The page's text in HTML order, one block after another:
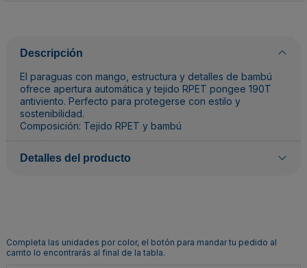
Descripción
El paraguas con mango, estructura y detalles de bambú
ofrece apertura automática y tejido RPET pongee 190T
antiviento. Perfecto para protegerse con estilo y
sostenibilidad.
Composición: Tejido RPET y bambú
Detalles del producto
Completa las unidades por color, el botón para mandar tu pedido al
carrito lo encontrarás al final de la tabla.